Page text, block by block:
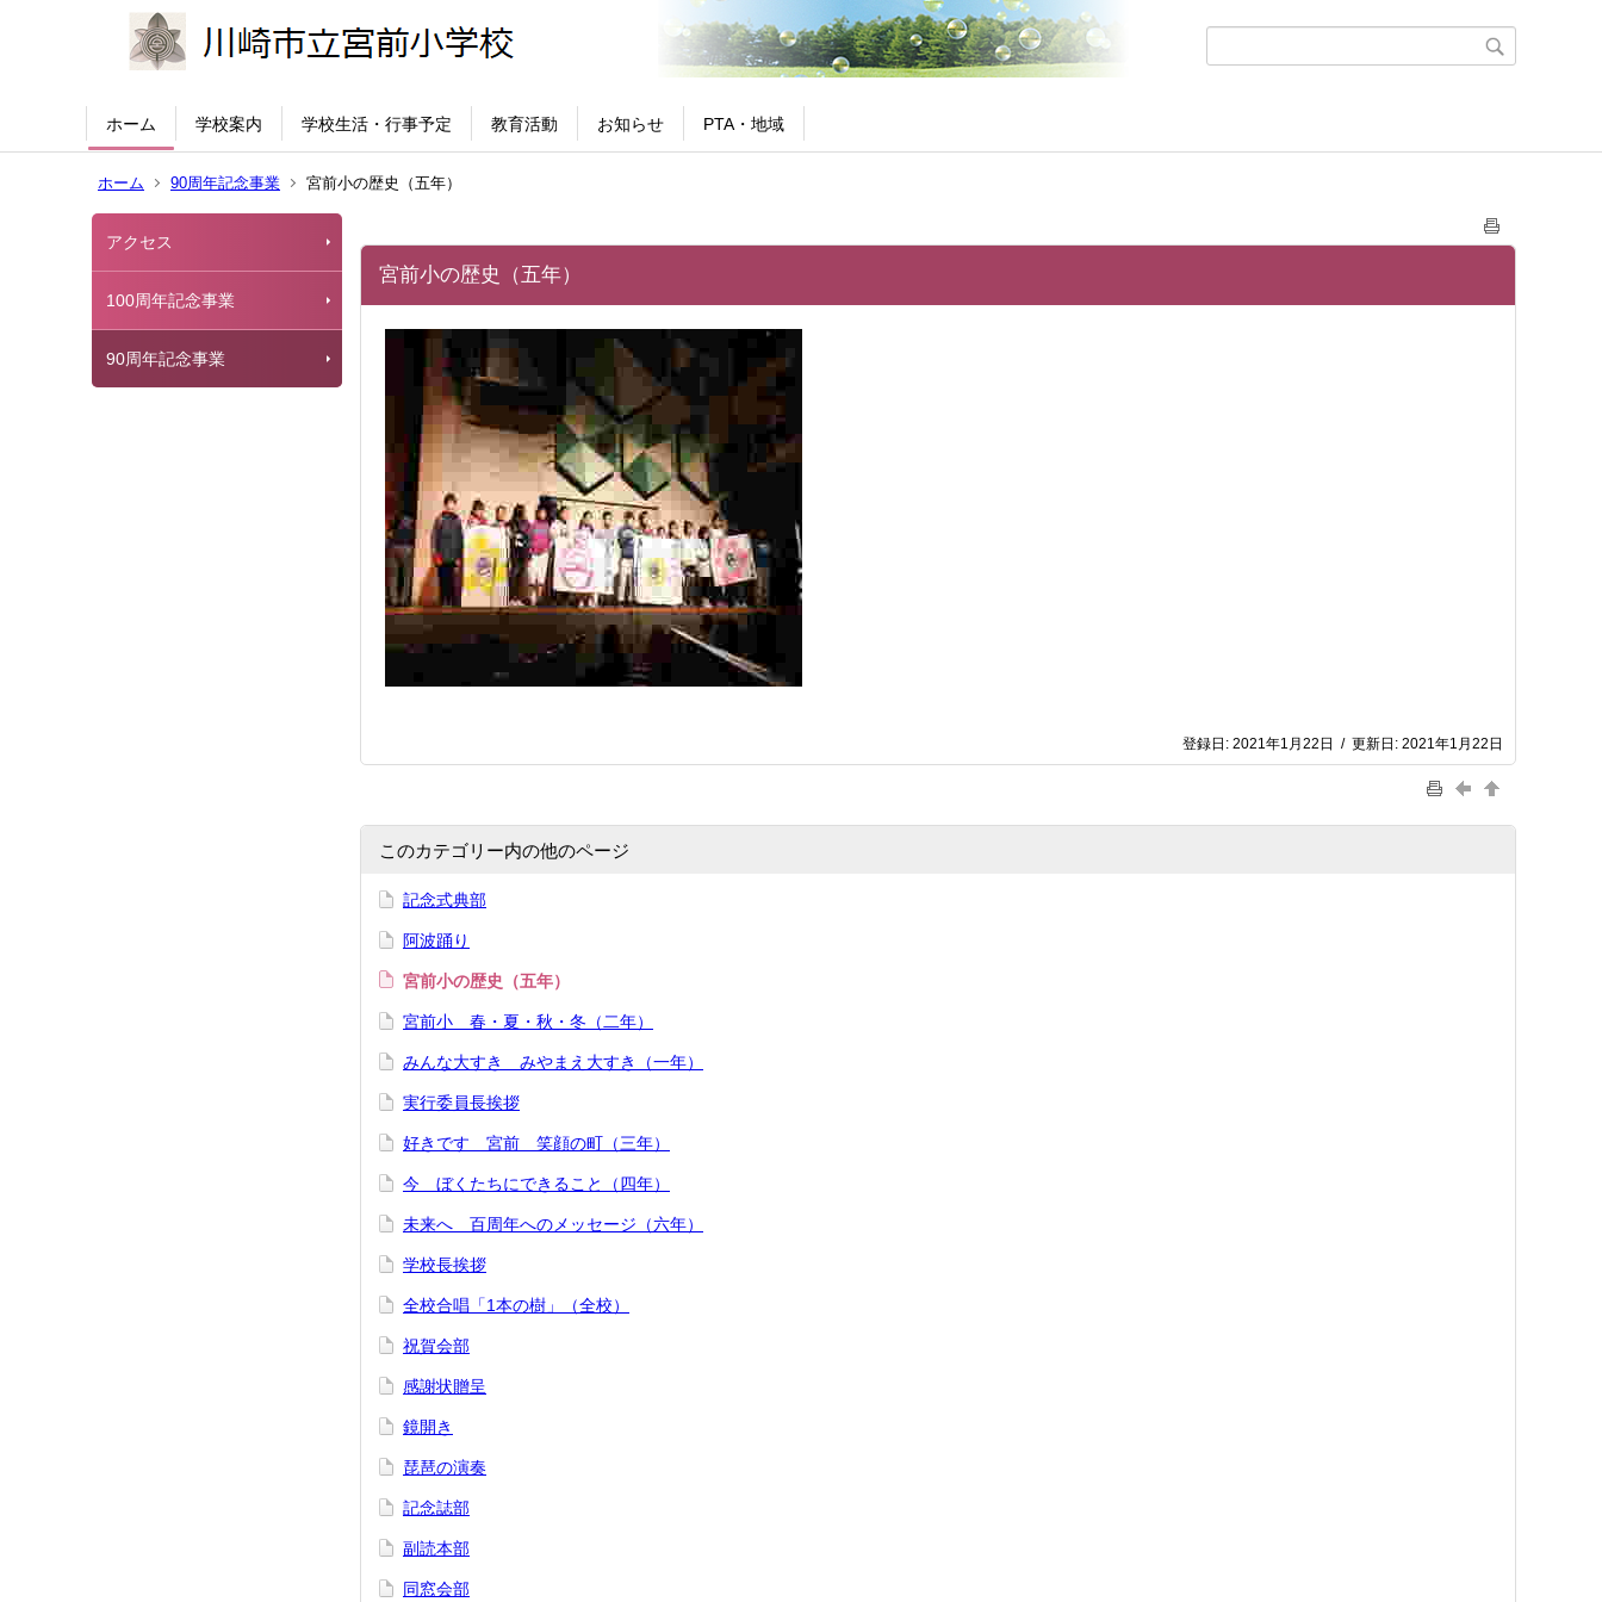
ホーム 学校案内 学校生活・行事予定 教育活動 お知らせ PTA・地域
ホーム 90周年記念事業 宮前小の歴史（五年）
アクセス
100周年記念事業
90周年記念事業
宮前小の歴史（五年）
登録日: 2021年1月22日 / 更新日: 2021年1月22日
このカテゴリー内の他のページ
記念式典部
阿波踊り
宮前小の歴史（五年）
宮前小 春・夏・秋・冬（二年）
みんな大すき みやまえ大すき（一年）
実行委員長挨拶
好きです 宮前 笑顔の町（三年）
今 ぼくたちにできること（四年）
未来へ 百周年へのメッセージ（六年）
学校長挨拶
全校合唱「1本の樹」（全校）
祝賀会部
感謝状贈呈
鏡開き
琵琶の演奏
記念誌部
副読本部
同窓会部